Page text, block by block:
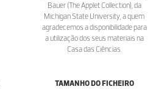
Bauer (The Applet Collection), da
Michigan State University, a quem
agradecemos a disponibilidade para
a utilização dos seus materiais na
Casa das Ciências.
TAMANHO DO FICHEIRO